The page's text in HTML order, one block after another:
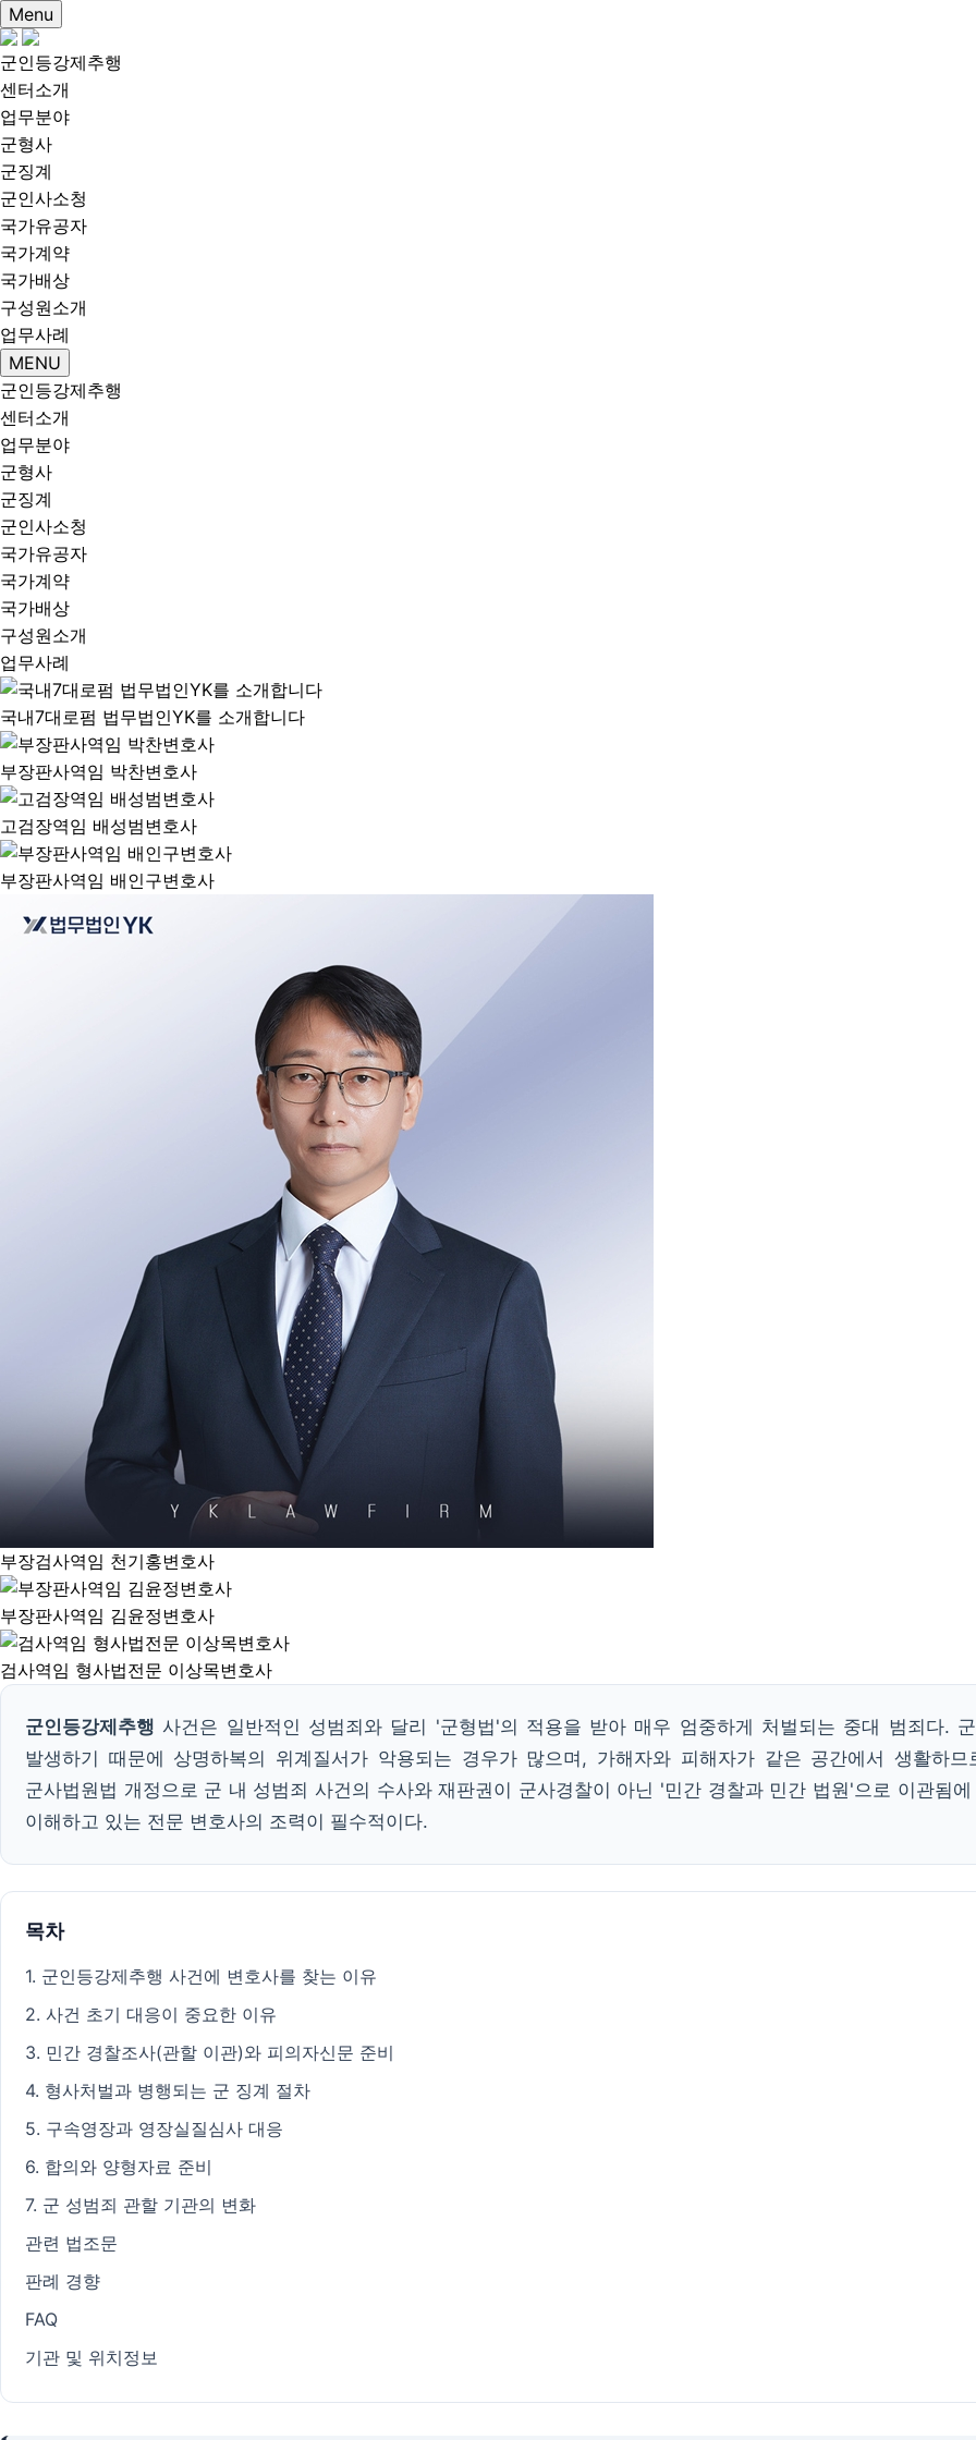
Menu
군인등강제추행
센터소개
업무분야
군형사
군징계
군인사소청
국가유공자
국가계약
국가배상
구성원소개
업무사례
MENU
군인등강제추행
센터소개
업무분야
군형사
군징계
군인사소청
국가유공자
국가계약
국가배상
구성원소개
업무사례
국내7대로펌 법무법인YK를 소개합니다
부장판사역임 박찬변호사
고검장역임 배성범변호사
부장판사역임 배인구변호사
부장검사역임 천기홍변호사
부장판사역임 김윤정변호사
검사역임 형사법전문 이상목변호사
군인등강제추행 사건은 일반적인 성범죄와 달리 '군형법'의 적용을 받아 매우 엄중하게 처벌되는 중대 범죄다.
발생하기 때문에 상명하복의 위계질서가 악용되는 경우가 많으며, 가해자와 피해자가 같은 공간에서 생활하
군사법원법 개정으로 군 내 성범죄 사건의 수사와 재판권이 군사경찰이 아닌 '민간 경찰과 민간 법원'으로 이관됨
이해하고 있는 전문 변호사의 조력이 필수적이다.
목차
1. 군인등강제추행 사건에 변호사를 찾는 이유
2. 사건 초기 대응이 중요한 이유
3. 민간 경찰조사(관할 이관)와 피의자신문 준비
4. 형사처벌과 병행되는 군 징계 절차
5. 구속영장과 영장실질심사 대응
6. 합의와 양형자료 준비
7. 군 성범죄 관할 기관의 변화
관련 법조문
판례 경향
FAQ
기관 및 위치정보